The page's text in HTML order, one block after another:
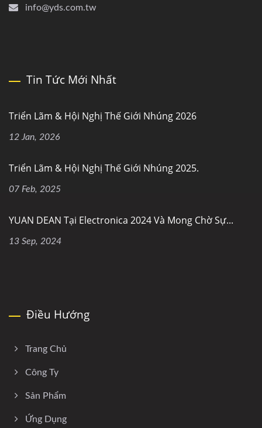
info@yds.com.tw
Tin Tức Mới Nhất
Triển Lãm & Hội Nghị Thế Giới Nhúng 2026
12 Jan, 2026
Triển Lãm & Hội Nghị Thế Giới Nhúng 2025.
07 Feb, 2025
YUAN DEAN Tại Electronica 2024 Và Mong Chờ Sự...
13 Sep, 2024
Điều Hướng
Trang Chủ
Công Ty
Sản Phẩm
Ứng Dụng